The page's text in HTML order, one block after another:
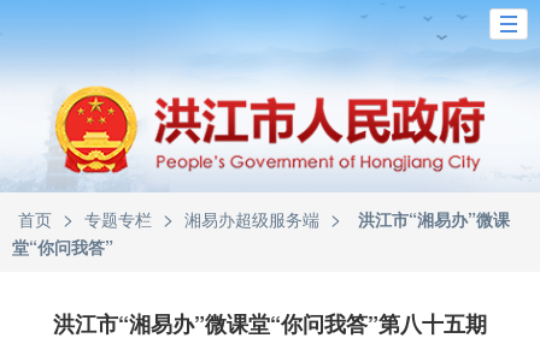
首页 > 专题专栏 > 湘易办超级服务端 >
洪江市“湘易办”微课
堂“你问我答”
洪江市“湘易办”微课堂“你问我答”第八十五期